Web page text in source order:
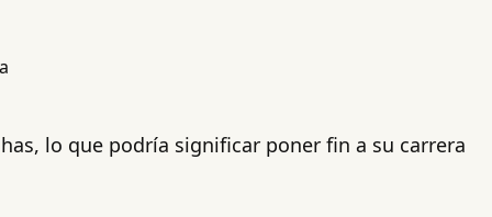
lo que podría significar poner fin a su carrera